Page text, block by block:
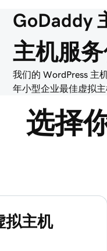
GoDaddy
主机服
我们的 WordPress 主
年小型企业最佳虚拟主
选择
拟主机